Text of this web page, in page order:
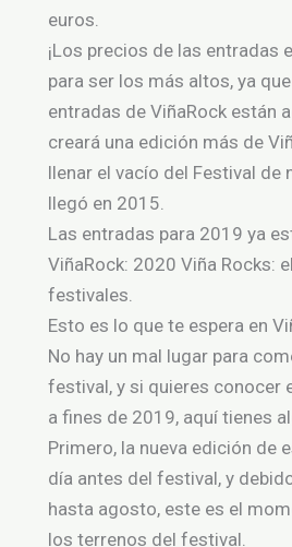
euros.
¡Los precios de las entradas
para ser los más altos, ya
entradas de ViñaRock están
creará una edición más de
llenar el vacío del Festival
llegó en 2015.
Las entradas para 2019 ya
ViñaRock: 2020 Viña Rocks:
festivales.
Esto es lo que te espera en
No hay un mal lugar para
festival, y si quieres conocer
a fines de 2019, aquí tienes
Primero, la nueva edición de
día antes del festival, y
hasta agosto, este es el
los terrenos del festival.